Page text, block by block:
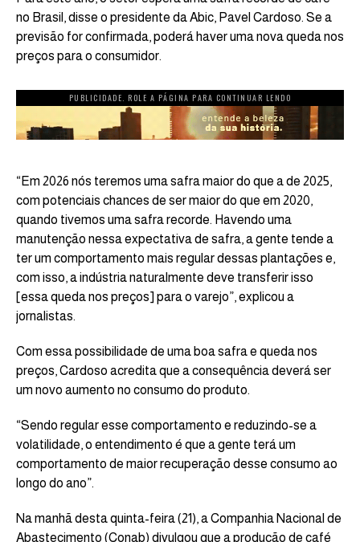
no Brasil, disse o presidente da Abic, Pavel Cardoso. Se a
previsão for confirmada, poderá haver uma nova queda nos
preços para o consumidor.
PUBLICIDADE. ROLE A PÁGINA PARA CONTINUAR LENDO
“Em 2026 nós teremos uma safra maior do que a de 2025,
com potenciais chances de ser maior do que em 2020,
quando tivemos uma safra recorde. Havendo uma
manutenção nessa expectativa de safra, a gente tende a
ter um comportamento mais regular dessas plantações e,
com isso, a indústria naturalmente deve transferir isso
[essa queda nos preços] para o varejo”, explicou a
jornalistas.
Com essa possibilidade de uma boa safra e queda nos
preços, Cardoso acredita que a consequência deverá ser
um novo aumento no consumo do produto.
“Sendo regular esse comportamento e reduzindo-se a
volatilidade, o entendimento é que a gente terá um
comportamento de maior recuperação desse consumo ao
longo do ano”.
Na manhã desta quinta-feira (21), a Companhia Nacional de
Abastecimento (Conab) divulgou que a produção de café